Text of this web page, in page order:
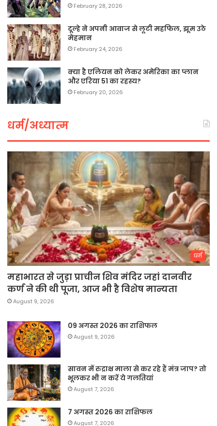
February 28, 2026
दूल्हे ने अपनी आवाज से लूटी महफिल, झूम उठे
मेहमान
February 24, 2026
क्या है एलियन को लेकर अमेरिका का प्लान
और एरिया 51 का रहस्य?
February 20, 2026
धर्म/अध्यात्म
धर्म
महाभारत से जुड़ा प्राचीन शिव मंदिर जहां दानवीर
कर्ण ने की थी पूजा, आज भी है विशेष मान्यता
August 9, 2026
09 अगस्त 2026 का राशिफल
August 9, 2026
सावन में रुद्राक्ष माला से कर रहे हैं मंत्र जाप? तो
भूलकर भी न करें ये गलतियां
August 7, 2026
7 अगस्त 2026 का राशिफल
August 7, 2026